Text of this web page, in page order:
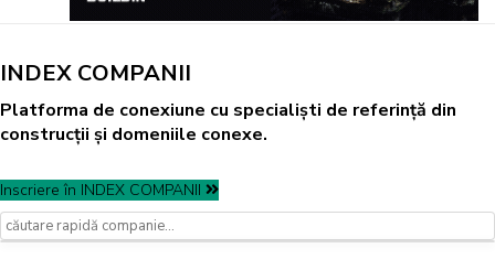
INDEX COMPANII
Platforma de conexiune cu specialiști de referință din
construcții și domeniile conexe.
Inscriere în INDEX COMPANII